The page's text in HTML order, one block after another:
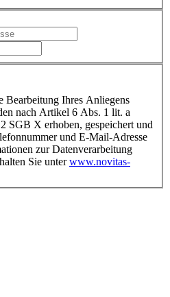
Bearbeitung Ihres Anliegens
nach Artikel 6 Abs. 1 lit. a
SGB X erhoben, gespeichert und
und E-Mail-Adresse
zur Datenverarbeitung
Sie unterwww.novitas-